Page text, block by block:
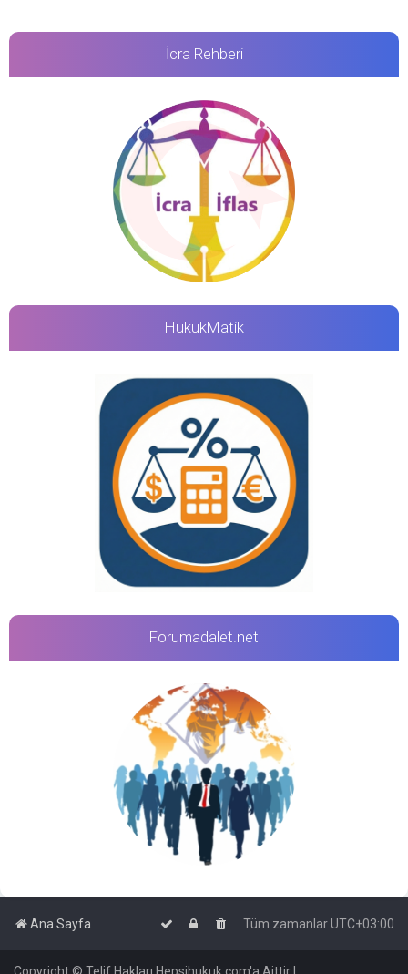
İcra Rehberi
HukukMatik
Forumadalet.net
Ana Sayfa Tüm zamanlarUTC+03:00